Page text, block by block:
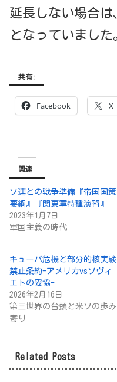
延長しない場合
となっていました
共有:
Facebook X
関連
ソ連との戦争準備『帝国国策
要綱』『関東軍特種演習』
2023年1月7日
軍国主義の時代
キューバ危機と部分的核実験
禁止条約-アメリカvsソヴィ
エトの妥協-
2026年2月16日
第三世界の台頭と米ソの歩み
寄り
Related Posts